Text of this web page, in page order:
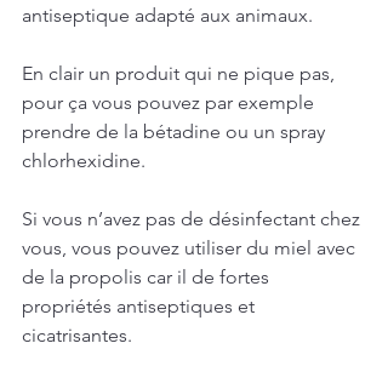
antiseptique adapté aux animaux.
En clair un produit qui ne pique pas,
pour ça vous pouvez par exemple
prendre de la bétadine ou un spray
chlorhexidine.
Si vous n’avez pas de désinfectant chez
vous, vous pouvez utiliser du miel avec
de la propolis car il de fortes
propriétés antiseptiques et
cicatrisantes.